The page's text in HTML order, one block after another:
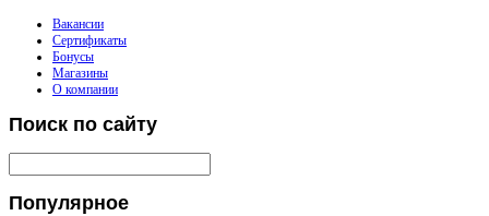
Вакансии
Сертификаты
Бонусы
Магазины
О компании
Поиск по сайту
Популярное